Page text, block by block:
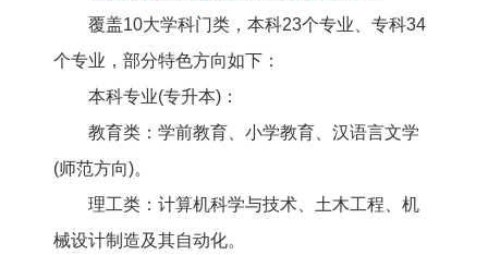
覆盖10大学科门类，本科23个专业、专科34
个专业，部分特色方向如下：
本科专业(专升本)：
教育类：学前教育、小学教育、汉语言文学
(师范方向)。
理工类：计算机科学与技术、土木工程、机
械设计制造及其自动化。